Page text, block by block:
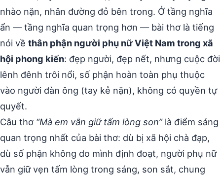
nhào nặn, nhân đường đỏ bên trong. Ở tầng nghĩa
ẩn — tầng nghĩa quan trọng hơn — bài thơ là tiếng
nói về thân phận người phụ nữ Việt Nam trong xã
hội phong kiến: đẹp người, đẹp nết, nhưng cuộc đời
lênh đênh trôi nổi, số phận hoàn toàn phụ thuộc
vào người đàn ông (tay kẻ nặn), không có quyền tự
quyết.
Câu thơ “Mà em vẫn giữ tấm lòng son”là điểm sáng
quan trọng nhất của bài thơ: dù bị xã hội chà đạp,
dù số phận không do mình định đoạt, người phụ nữ
vẫn giữ vẹn tấm lòng trong sáng, son sắt, chung